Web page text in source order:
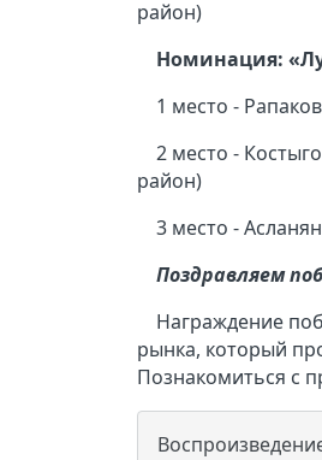
район)
Номинация:
1 место -
2 место -
район)
3 место -
Поздравляем
Награждение
рынка, который
Познакомиться с